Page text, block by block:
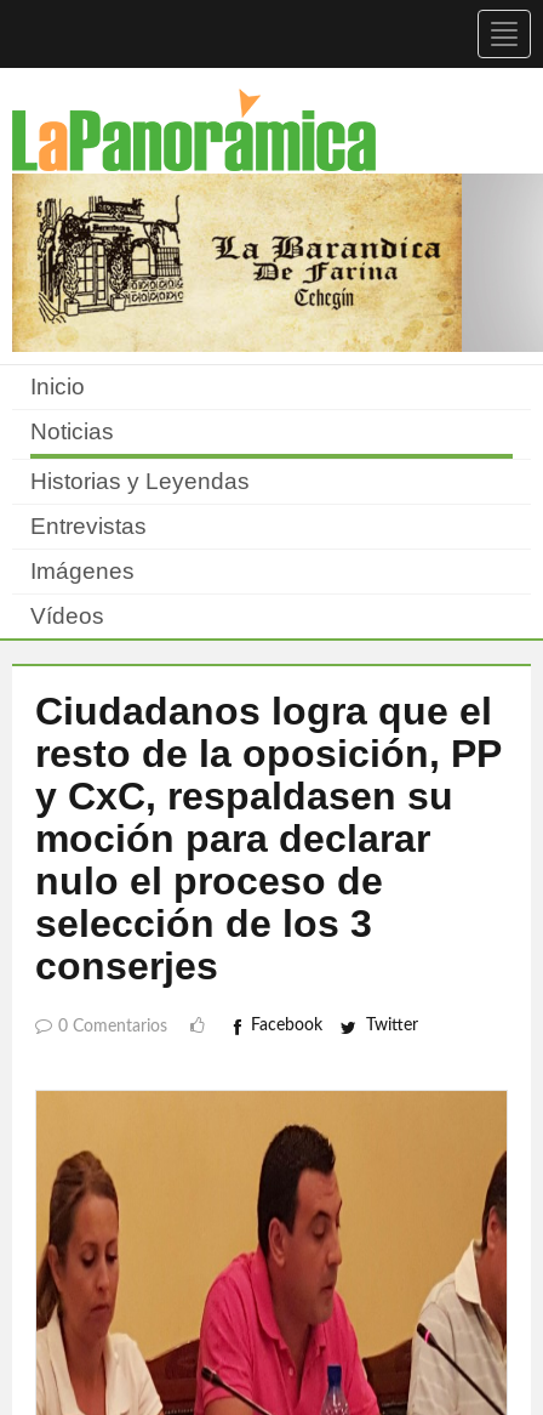
Inicio
Noticias
Historias y Leyendas
Entrevistas
Imágenes
Vídeos
Ciudadanos logra que el
resto de la oposición, PP
y CxC, respaldasen su
moción para declarar
nulo el proceso de
selección de los 3
conserjes
0 Comentarios Facebook Twitter